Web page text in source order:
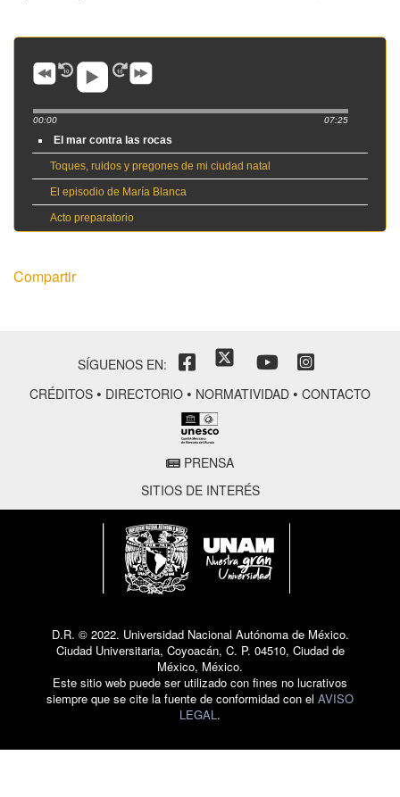
00:00 07:25
El mar contra las rocas
Toques, ruidos y pregones de mi ciudad natal
El episodio de María Blanca
Acto preparatorio
Compartir
SÍGUENOS EN:
CRÉDITOS • DIRECTORIO • NORMATIVIDAD • CONTACTO
PRENSA
SITIOS DE INTERÉS
D.R. © 2022. Universidad Nacional Autónoma de México.
Ciudad Universitaria, Coyoacán, C. P. 04510, Ciudad de
México, México.
Este sitio web puede ser utilizado con fines no lucrativos
siempre que se cite la fuente de conformidad con el AVISO
LEGAL.